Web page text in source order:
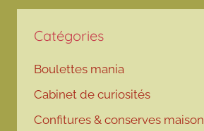
Catégories
Boulettes mania
Cabinet de curiosités
Confitures & conserves maison